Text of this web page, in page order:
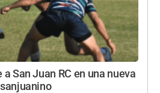
San Juan RC en una nueva